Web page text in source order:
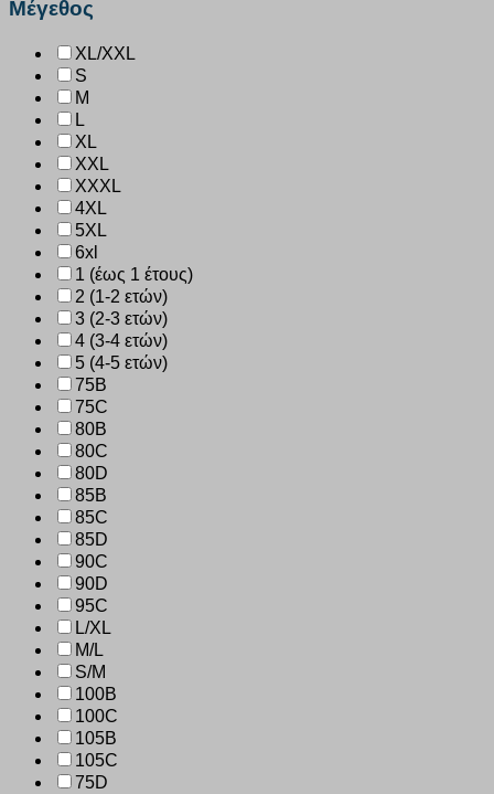
Μέγεθος
XL/XXL
S
M
L
XL
XXL
XXXL
4XL
5XL
6xl
1 (έως 1 έτους)
2 (1-2 ετών)
3 (2-3 ετών)
4 (3-4 ετών)
5 (4-5 ετών)
75B
75C
80B
80C
80D
85B
85C
85D
90C
90D
95C
L/XL
M/L
S/M
100B
100C
105B
105C
75D